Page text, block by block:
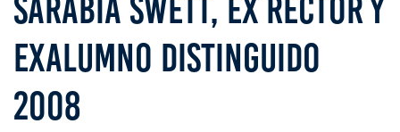
EXALUMNO DISTINGUIDO
2008